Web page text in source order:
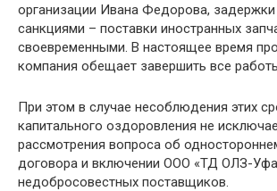
организации Ивана Федорова,
санкциями – поставки иностранных
своевременными. В настоящее время
компания обещает завершить все
При этом в случае несоблюдения этих
капитального оздоровления не
рассмотрения вопроса об
договора и включении ООО «ТД ОЛЗ-
недобросовестных поставщиков.